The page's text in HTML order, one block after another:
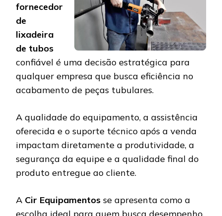
fornecedor
de
lixadeira
de tubos
confiável é uma decisão estratégica para
qualquer empresa que busca eficiência no
acabamento de peças tubulares.
A qualidade do equipamento, a assistência
oferecida e o suporte técnico após a venda
impactam diretamente a produtividade, a
segurança da equipe e a qualidade final do
produto entregue ao cliente.
A Cir Equipamentos se apresenta como a
escolha ideal para quem busca desempenho,